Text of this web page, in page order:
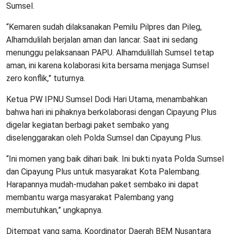
Sumsel.
“Kemaren sudah dilaksanakan Pemilu Pilpres dan Pileg,
Alhamdulilah berjalan aman dan lancar. Saat ini sedang
menunggu pelaksanaan PAPU. Alhamdulillah Sumsel tetap
aman, ini karena kolaborasi kita bersama menjaga Sumsel
zero konflik,” tuturnya.
Ketua PW IPNU Sumsel Dodi Hari Utama, menambahkan
bahwa hari ini pihaknya berkolaborasi dengan Cipayung Plus
digelar kegiatan berbagi paket sembako yang
diselenggarakan oleh Polda Sumsel dan Cipayung Plus.
“Ini momen yang baik dihari baik. Ini bukti nyata Polda Sumsel
dan Cipayung Plus untuk masyarakat Kota Palembang.
Harapannya mudah-mudahan paket sembako ini dapat
membantu warga masyarakat Palembang yang
membutuhkan,” ungkapnya.
Ditempat yang sama, Koordinator Daerah BEM Nusantara